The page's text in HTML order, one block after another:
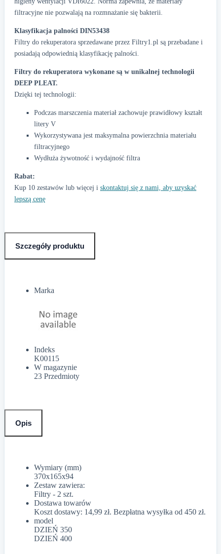
filtracyjne nie pozwalają na rozmnażanie się bakterii.
Klasyfikacja palności DIN53438
Filtry do rekuperatora sprzedawane przez Filtry1.pl są przebadane i
posiadają odpowiednią klasyfikację palności.
Filtry do rekuperatora wykonane są w unikalnej technologii
DEEP PLEAT.
Dzięki tej technologii:
Podczas marszczenia materiał zachowuje prawidłowy kształt
litery V
Wykorzystywana jest maksymalna powierzchnia materiału
filtracyjnego
Wydłuża żywotność i wydajność filtra
Rabat:
Kup 10 zestawów lub więcej i skontaktuj się z nami, aby uzyskać
lepszą cenę
Szczegóły produktu
Marka
Indeks
K00115
W magazynie
23 Przedmioty
Opis
Wymiary (mm)
370x165x94
Zestaw zawiera:
Filtry - 2 szt.
Dostawa towarów
Koszt dostawy: 14,99 zł. Bezpłatna wysyłka od 450 zł.
model
DZIEŃ 350
DZIEŃ 400